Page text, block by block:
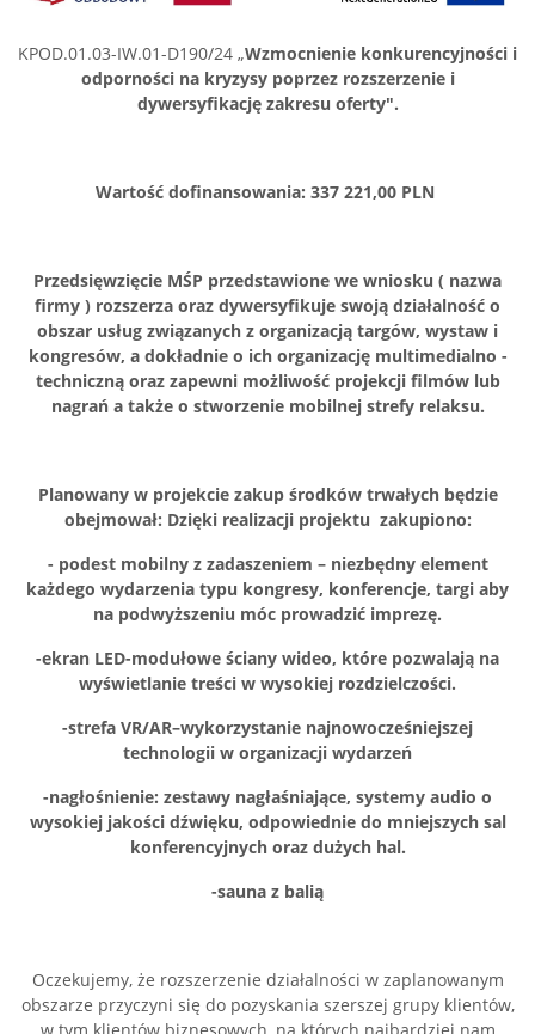
KPOD.01.03-IW.01-D190/24 „Wzmocnienie konkurencyjności i
odporności na kryzysy poprzez rozszerzenie i
dywersyfikację zakresu oferty".
Wartość dofinansowania: 337 221,00 PLN
Przedsięwzięcie MŚP przedstawione we wniosku ( nazwa
firmy ) rozszerza oraz dywersyfikuje swoją działalność o
obszar usług związanych z organizacją targów, wystaw i
kongresów, a dokładnie o ich organizację multimedialno -
techniczną oraz zapewni możliwość projekcji filmów lub
nagrań a także o stworzenie mobilnej strefy relaksu.
Planowany w projekcie zakup środków trwałych będzie
obejmował: Dzięki realizacji projektu zakupiono:
- podest mobilny z zadaszeniem – niezbędny element
każdego wydarzenia typu kongresy, konferencje, targi aby
na podwyższeniu móc prowadzić imprezę.
-ekran LED-modułowe ściany wideo, które pozwalają na
wyświetlanie treści w wysokiej rozdzielczości.
-strefa VR/AR–wykorzystanie najnowocześniejszej
technologii w organizacji wydarzeń
-nagłośnienie: zestawy nagłaśniające, systemy audio o
wysokiej jakości dźwięku, odpowiednie do mniejszych sal
konferencyjnych oraz dużych hal.
-sauna z balią
Oczekujemy, że rozszerzenie działalności w zaplanowanym
obszarze przyczyni się do pozyskania szerszej grupy klientów,